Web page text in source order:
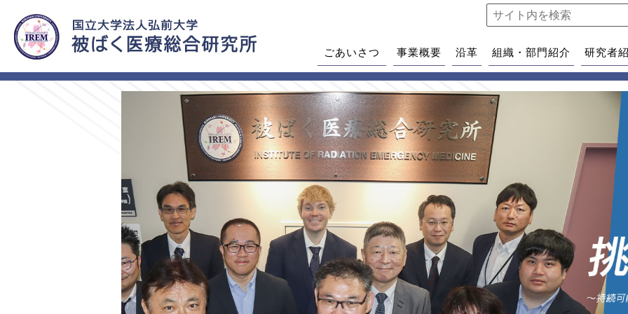
ごあいさつ 事業概要 沿革 組織・部門紹介 研究者